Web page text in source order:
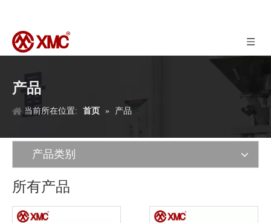
产品
当前所在位置: 首页 » 产品
产品类别
所有产品